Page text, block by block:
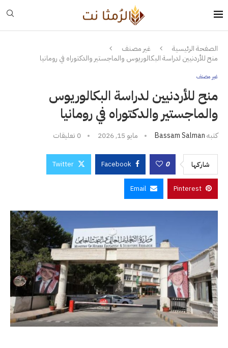
الصفحة الرئيسية
غير مصنف
منح للأردنيين لدراسة البكالوريوس والماجستير والدكتوراه في رومانيا
غير مصنف
منح للأردنيين لدراسة البكالوريوس
والماجستير والدكتوراه في رومانيا
كتبهBassam Salman مايو 15, 2026 0 تعليقات
شاركها 0
Facebook
Twitter
Pinterest
Email